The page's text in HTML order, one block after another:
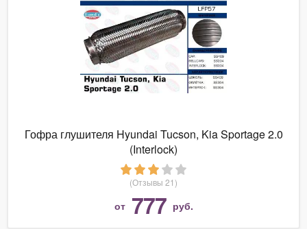
Гофра глушителя Hyundai Tucson, Kia Sportage 2.0
(Interlock)
(Отзывы 21)
от 777 руб.